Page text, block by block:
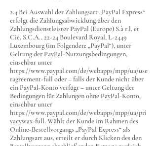
2.4 Bei Auswahl der Zahlungsart „PayPal Express“
erfolgt die Zahlungsabwicklung über den
Zahlungsdienstleister PayPal (Europe) S.à r.l. et
Cie, S.C.A., 22-24 Boulevard Royal, L-2449
Luxembourg (im Folgenden: „PayPal“), unter
Geltung der PayPal-Nutzungsbedingungen,
einsehbar unter
https://www.paypal.com/de/webapps/mpp/ua/use
ragreement-full oder – falls der Kunde nicht über
ein PayPal-Konto verfügt – unter Geltung der
Bedingungen für Zahlungen ohne PayPal-Konto,
einsehbar unter
https://www.paypal.com/de/webapps/mpp/ua/pri
vacywax-full. Wählt der Kunde im Rahmen des
Online-Bestellvorgangs „PayPal Express“ als
Zahlungsart aus, erteilt er durch Klicken des den